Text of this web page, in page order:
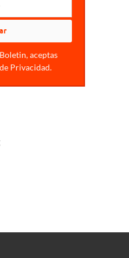
aceptas
Privacidad.